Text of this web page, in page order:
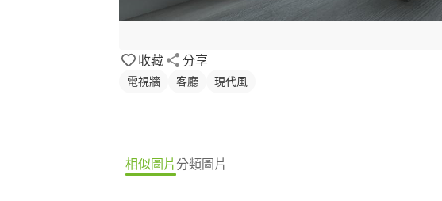
收藏 分享
電視牆 客廳 現代風
相似圖片分類圖片